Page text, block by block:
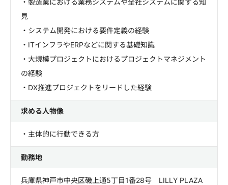
・製造業における業務システムや全社システムに関する知
見
・システム開発における要件定義の経験
・ITインフラやERPなどに関する基礎知識
・大規模プロジェクトにおけるプロジェクトマネジメント
の経験
・DX推進プロジェクトをリードした経験
求める人物像
・主体的に行動できる方
勤務地
兵庫県神戸市中央区磯上通5丁目1番28号 LILLY PLAZA